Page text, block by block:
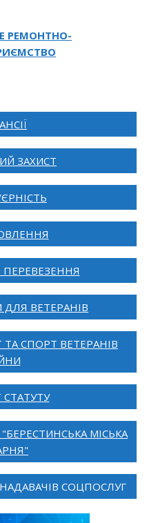
РЕМОНТНО-
ЗАХИСТ
ПЕРЕВЕЗЕННЯ
ВЕТЕРАНІВ
СПОРТ ВЕТЕРАНІВ
МІСЬКА
СОЦПОСЛУГ